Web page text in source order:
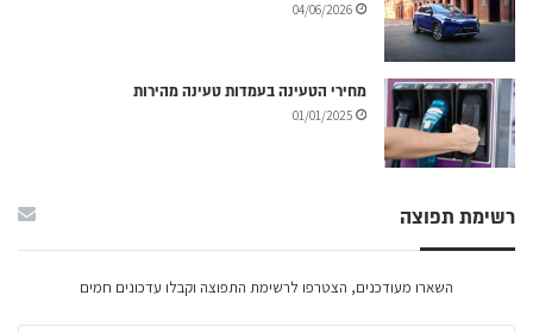
04/06/2026
מחירי הטעינה בעמדות טעינה מהירות
01/01/2025
רשימת תפוצה
השארו מעודכנים, הצטרפו לרשימת התפוצה וקבלו עדכונים חמים